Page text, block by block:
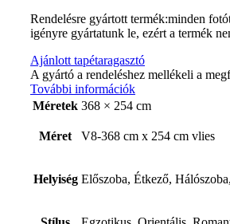
Rendelésre gyártott termék:minden
igényre gyártatunk le, ezért a termék
Ajánlott tapétaragasztó
A gyártó a rendeléshez mellékeli a
További információk
Méretek 368 × 254 cm
Méret V8-368 cm x 254 cm vlies
Helyiség Előszoba, Étkező,